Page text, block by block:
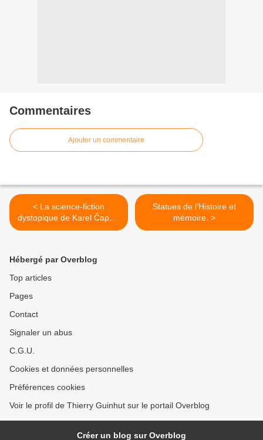
Commentaires
Ajouter un commentaire
< La science-fiction
dystopique de Karel Čapek,
ou la menace totalitaire :
salamandres..
Statues de l’Histoire et
mémoire. >
Hébergé par Overblog
Top articles
Pages
Contact
Signaler un abus
C.G.U.
Cookies et données personnelles
Préférences cookies
Voir le profil de Thierry Guinhut sur le portail Overblog
Créer un blog sur Overblog